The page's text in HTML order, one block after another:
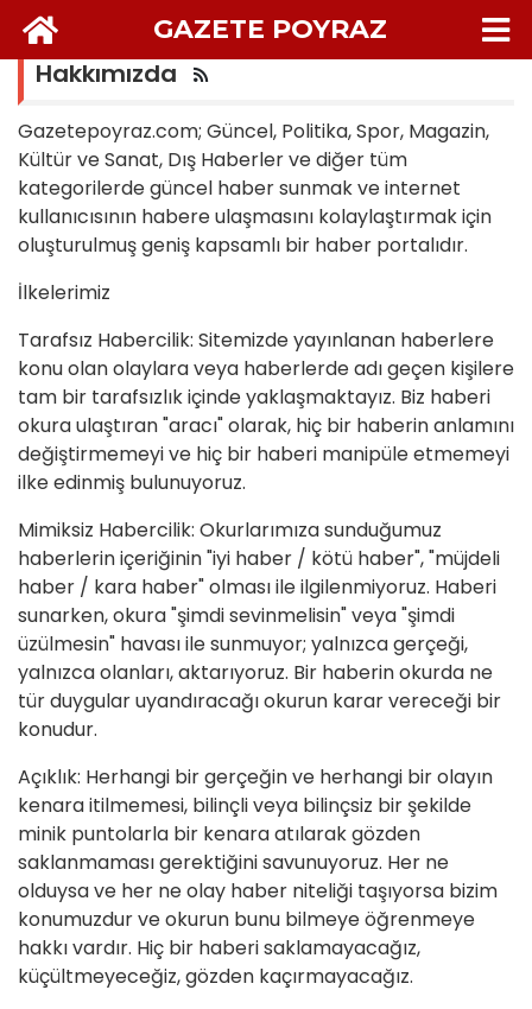
GAZETE POYRAZ
Hakkımızda
Gazetepoyraz.com; Güncel, Politika, Spor, Magazin,
Kültür ve Sanat, Dış Haberler ve diğer tüm
kategorilerde güncel haber sunmak ve internet
kullanıcısının habere ulaşmasını kolaylaştırmak için
oluşturulmuş geniş kapsamlı bir haber portalıdır.
İlkelerimiz
Tarafsız Habercilik: Sitemizde yayınlanan haberlere
konu olan olaylara veya haberlerde adı geçen kişilere
tam bir tarafsızlık içinde yaklaşmaktayız. Biz haberi
okura ulaştıran "aracı" olarak, hiç bir haberin anlamını
değiştirmemeyi ve hiç bir haberi manipüle etmemeyi
ilke edinmiş bulunuyoruz.
Mimiksiz Habercilik: Okurlarımıza sunduğumuz
haberlerin içeriğinin "iyi haber / kötü haber", "müjdeli
haber / kara haber" olması ile ilgilenmiyoruz. Haberi
sunarken, okura "şimdi sevinmelisin" veya "şimdi
üzülmesin" havası ile sunmuyor; yalnızca gerçeği,
yalnızca olanları, aktarıyoruz. Bir haberin okurda ne
tür duygular uyandıracağı okurun karar vereceği bir
konudur.
Açıklık: Herhangi bir gerçeğin ve herhangi bir olayın
kenara itilmemesi, bilinçli veya bilinçsiz bir şekilde
minik puntolarla bir kenara atılarak gözden
saklanmaması gerektiğini savunuyoruz. Her ne
olduysa ve her ne olay haber niteliği taşıyorsa bizim
konumuzdur ve okurun bunu bilmeye öğrenmeye
hakkı vardır. Hiç bir haberi saklamayacağız,
küçültmeyeceğiz, gözden kaçırmayacağız.